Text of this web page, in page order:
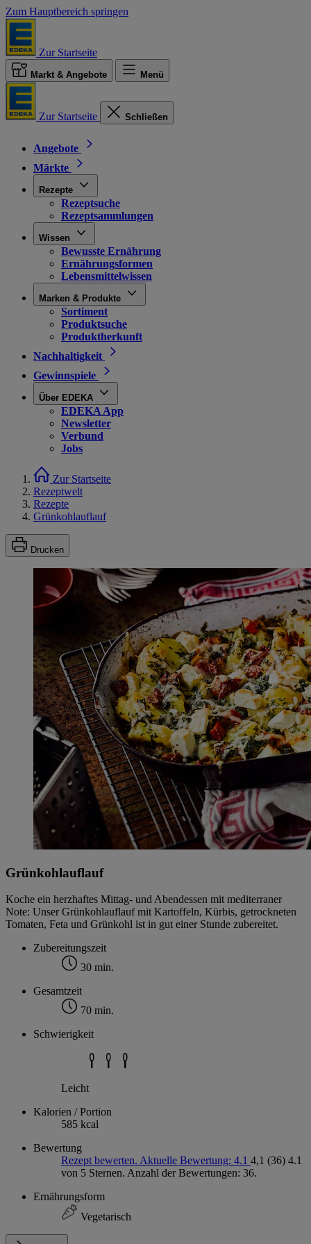
Zum Hauptbereich springen
Zur Startseite
Markt & Angebote Menü
Zur Startseite Schließen
Angebote
Märkte
Rezepte
Rezeptsuche
Rezeptsammlungen
Wissen
Bewusste Ernährung
Ernährungsformen
Lebensmittelwissen
Marken & Produkte
Sortiment
Produktsuche
Produktherkunft
Nachhaltigkeit
Gewinnspiele
Über EDEKA
EDEKA App
Newsletter
Verbund
Jobs
Zur Startseite
Rezeptwelt
Rezepte
Grünkohlauflauf
Drucken
Grünkohlauflauf
Koche ein herzhaftes Mittag- und Abendessen mit mediterraner
Note: Unser Grünkohlauflauf mit Kartoffeln, Kürbis, getrockneten
Tomaten, Feta und Grünkohl ist in gut einer Stunde zubereitet.
Zubereitungszeit
30 min.
Gesamtzeit
70 min.
Schwierigkeit
Leicht
Kalorien / Portion
585 kcal
Bewertung
Rezept bewerten. Aktuelle Bewertung: 4.1 4,1 (36) 4.1
von 5 Sternen. Anzahl der Bewertungen: 36.
Ernährungsform
Vegetarisch